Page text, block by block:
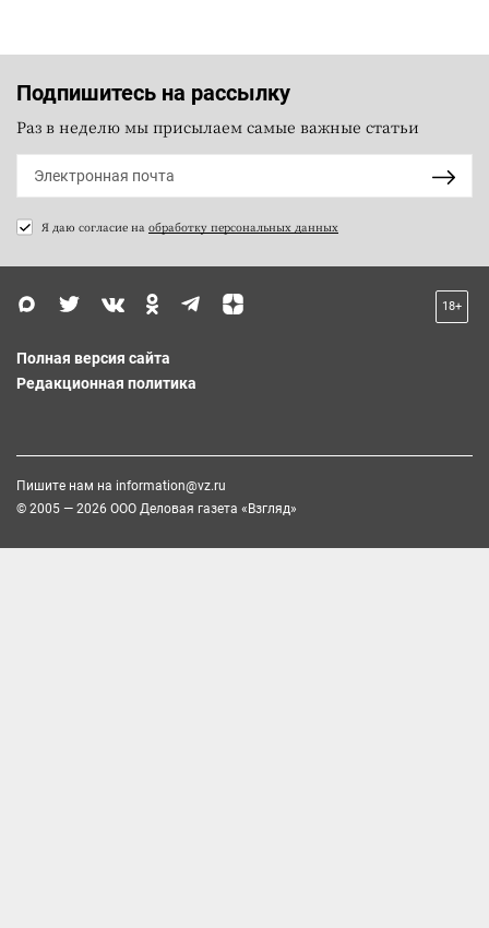
Подпишитесь на рассылку
Раз в неделю мы присылаем самые важные статьи
Я даю согласие на обработку персональных данных
18+
Полная версия сайта
Редакционная политика
Пишите нам на information@vz.ru
© 2005 — 2026 ООО Деловая газета «Взгляд»